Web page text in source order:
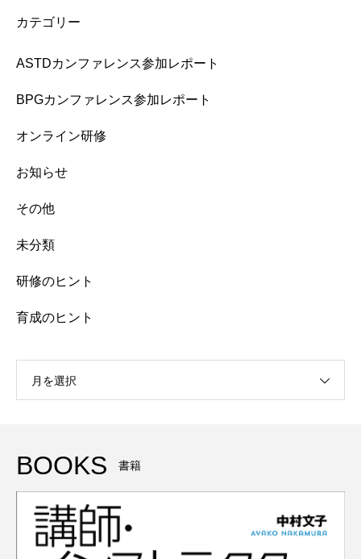
カテゴリー
ASTDカンファレンス参加レポート
BPGカンファレンス参加レポート
オンライン研修
お知らせ
その他
未分類
研修のヒント
育成のヒント
月を選択
BOOKS 書籍